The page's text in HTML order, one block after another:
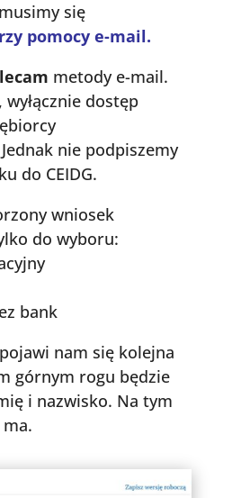
się
pomocy e-mail.
metody e-mail.
dostęp
nie podpiszemy
do CEIDG.
wniosek
do wyboru:
bank
nam się kolejna
górnym rogu będzie
i nazwisko. Na tym